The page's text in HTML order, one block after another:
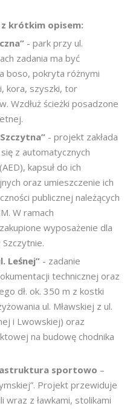
krótkim opisem:
- park przy ul.
zadania ma być
boso, pokryta różnymi
kora, szyszki, tor
Wzdłuż ścieżki posadzone
- projekt zakłada
z automatycznych
kapsuł do ich
oraz umieszczenie ich
publicznej należących
W ramach
wyposażenie dla
Leśnej” - zadanie
technicznej oraz
dł. ok. 350 m z kostki
ul. Mławskiej z ul.
i Lwowskiej) oraz
na budowę chodnika
sportowo –
Projekt przewiduje
wraz z ławkami, stolikami